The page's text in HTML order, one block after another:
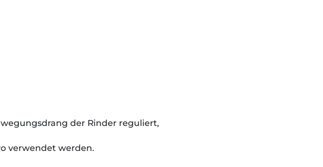
der Rinder reguliert,
verwendet werden.